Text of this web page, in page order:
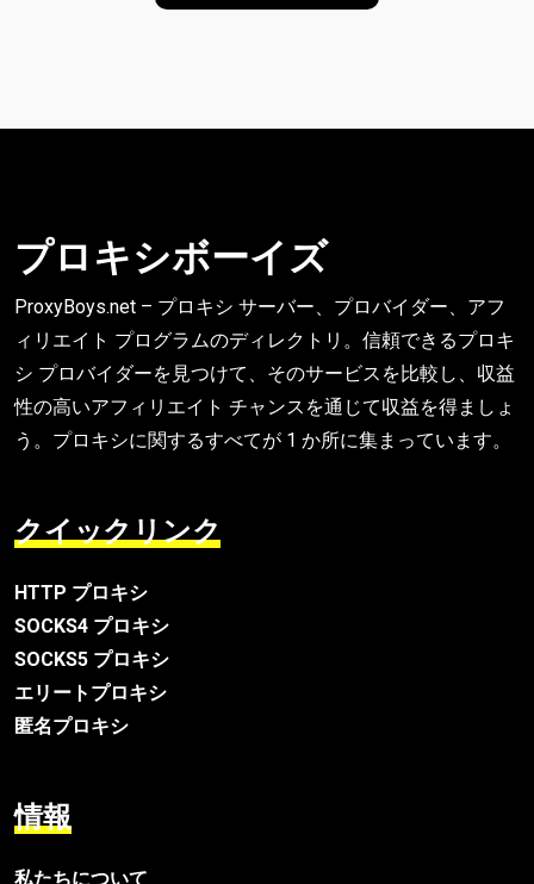
プロキシボーイズ
ProxyBoys.net – プロキシ サーバー、プロバイダー、アフ
ィリエイト プログラムのディレクトリ。信頼できるプロキ
シ プロバイダーを見つけて、そのサービスを比較し、収益
性の高いアフィリエイト チャンスを通じて収益を得ましょ
う。プロキシに関するすべてが 1 か所に集まっています。
クイックリンク
HTTP プロキシ
SOCKS4 プロキシ
SOCKS5 プロキシ
エリートプロキシ
匿名プロキシ
情報
私たちについて